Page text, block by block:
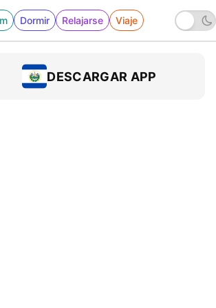
Dormir Relajarse Viaje
del Señor: la luz que
DESCARGAR APP